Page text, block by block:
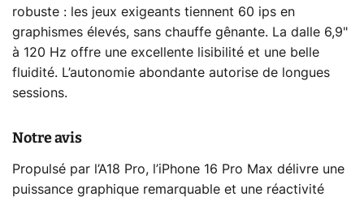
robuste : les jeux exigeants tiennent 60 ips en
graphismes élevés, sans chauffe gênante. La dalle 6,9"
à 120 Hz offre une excellente lisibilité et une belle
fluidité. L’autonomie abondante autorise de longues
sessions.
Notre avis
Propulsé par l’A18 Pro, l’iPhone 16 Pro Max délivre une
puissance graphique remarquable et une réactivité